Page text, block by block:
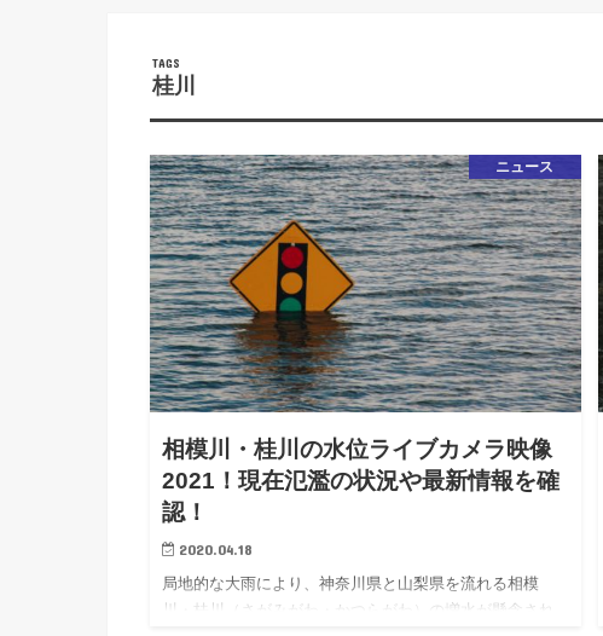
桂川
ニュース
相模川・桂川の水位ライブカメラ映像
2021！現在氾濫の状況や最新情報を確
認！
2020.04.18
局地的な大雨により、神奈川県と山梨県を流れる相模
川・桂川（さがみがわ・かつらがわ）の増水が懸念され